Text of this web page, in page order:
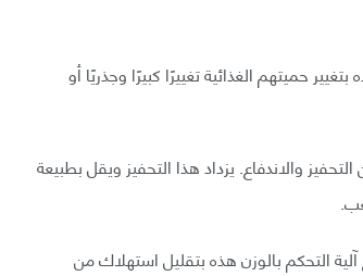
حميتهم الغذائية تغييرًا كبيرًا وجذريًا أو
والاندفاع. يزداد هذا التحفيز ويقل بطبيعة
التحكم بالوزن هذه بتقليل استهلاك من